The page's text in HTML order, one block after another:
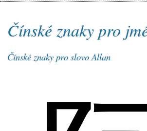
Čínské znaky pro
Čínské znaky pro slovo Allan